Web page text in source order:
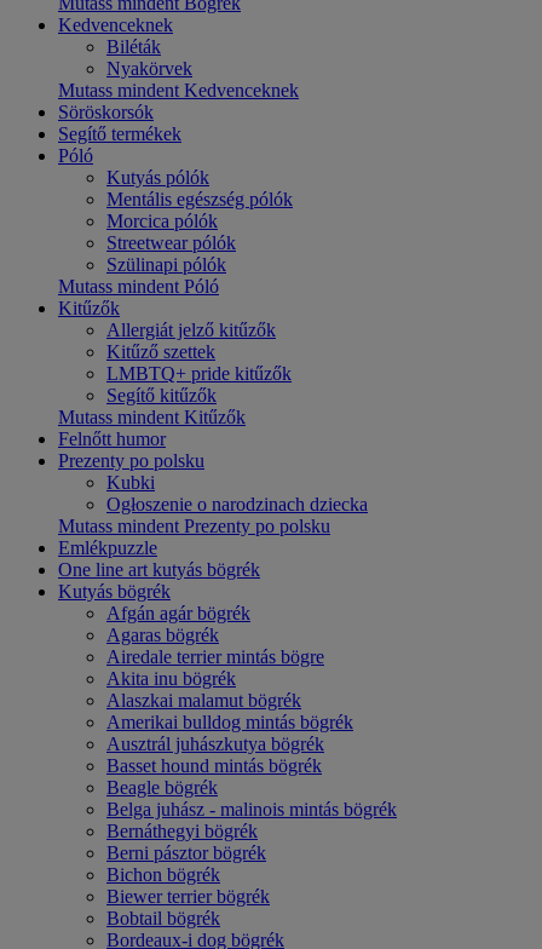
Kedvenceknek
Biléták
Nyakörvek
Mutass mindent Kedvenceknek
Söröskorsók
Segítő termékek
Póló
Kutyás pólók
Mentális egészség pólók
Morcica pólók
Streetwear pólók
Szülinapi pólók
Mutass mindent Póló
Kitűzők
Allergiát jelző kitűzők
Kitűző szettek
LMBTQ+ pride kitűzők
Segítő kitűzők
Mutass mindent Kitűzők
Felnőtt humor
Prezenty po polsku
Kubki
Ogłoszenie o narodzinach dziecka
Mutass mindent Prezenty po polsku
Emlékpuzzle
One line art kutyás bögrék
Kutyás bögrék
Afgán agár bögrék
Agaras bögrék
Airedale terrier mintás bögre
Akita inu bögrék
Alaszkai malamut bögrék
Amerikai bulldog mintás bögrék
Ausztrál juhászkutya bögrék
Basset hound mintás bögrék
Beagle bögrék
Belga juhász - malinois mintás bögrék
Bernáthegyi bögrék
Berni pásztor bögrék
Bichon bögrék
Biewer terrier bögrék
Bobtail bögrék
Bordeaux-i dog bögrék